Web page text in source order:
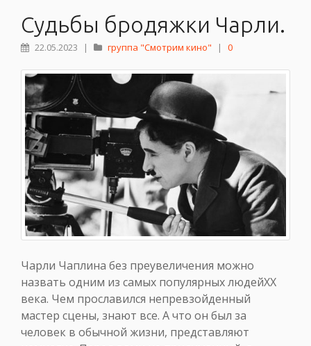
Судьбы бродяжки Чарли.
22.05.2023 | группа "Смотрим кино" | 0
Чарли Чаплина без преувеличения можно
назвать одним из самых популярных людейХХ
века. Чем прославился непревзойденный
мастер сцены, знают все. А что он был за
человек в обычной жизни, представляют